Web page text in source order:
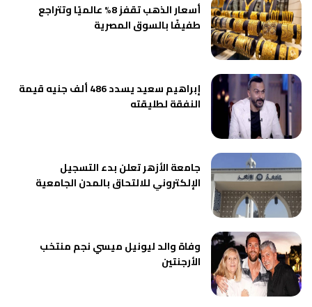
أسعار الذهب تقفز 8% عالميًا وتتراجع
طفيفًا بالسوق المصرية
إبراهيم سعيد يسدد 486 ألف جنيه قيمة
النفقة لطليقته
جامعة الأزهر تعلن بدء التسجيل
الإلكتروني للالتحاق بالمدن الجامعية
وفاة والد ليونيل ميسي نجم منتخب
الأرجنتين